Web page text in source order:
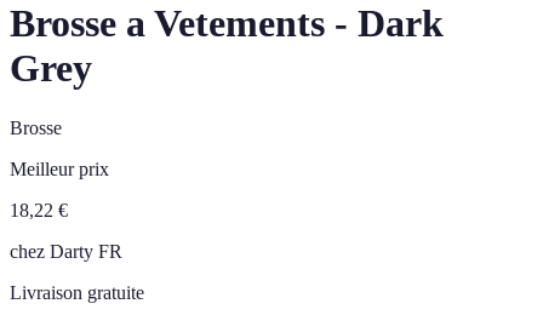
Brosse a Vetements - Dark
Grey
Brosse
Meilleur prix
18,22 €
chez Darty FR
Livraison gratuite